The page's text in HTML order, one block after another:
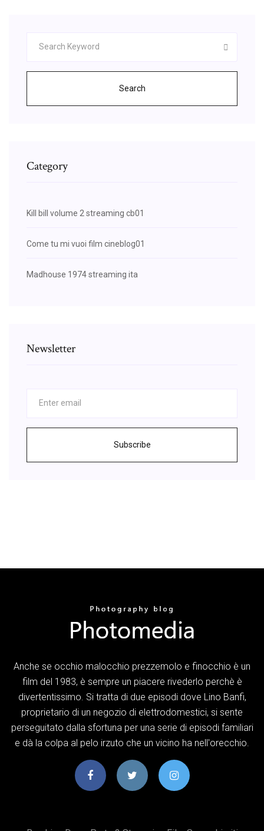
Search
Category
Kill bill volume 2 streaming cb01
Come tu mi vuoi film cineblog01
Madhouse 1974 streaming ita
Newsletter
Subscribe
Anche se occhio malocchio prezzemolo e finocchio è un
film del 1983, è sempre un piacere rivederlo perchè è
divertentissimo. Si tratta di due episodi dove Lino Banfi,
proprietario di un negozio di elettrodomestici, si sente
perseguitato dalla sfortuna per una serie di episodi familiari
e dà la colpa al pelo irzuto che un vicino ha nell'orecchio.